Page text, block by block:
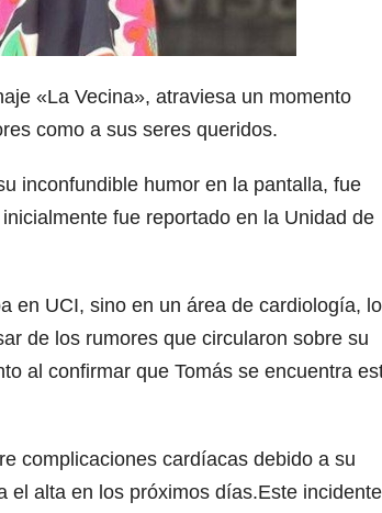
«La Vecina», atraviesa un momento
como a sus seres queridos.
inconfundible humor en la pantalla, fue
fue reportado en la Unidad de
en UCI, sino en un área de cardiología,
de los rumores que circularon sobre su
al confirmar que Tomás se encuentra
complicaciones cardíacas debido a su
el alta en los próximos días.Este